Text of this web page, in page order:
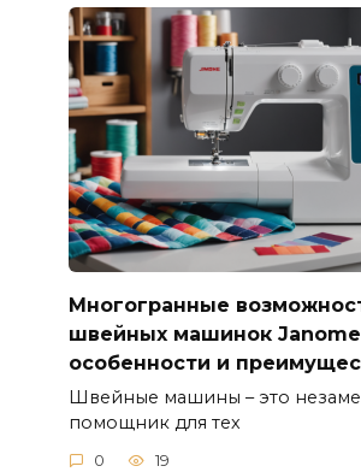
Многогранные
швейных машинок
особенности и
Швейные машины – это
помощник для тех
0 19